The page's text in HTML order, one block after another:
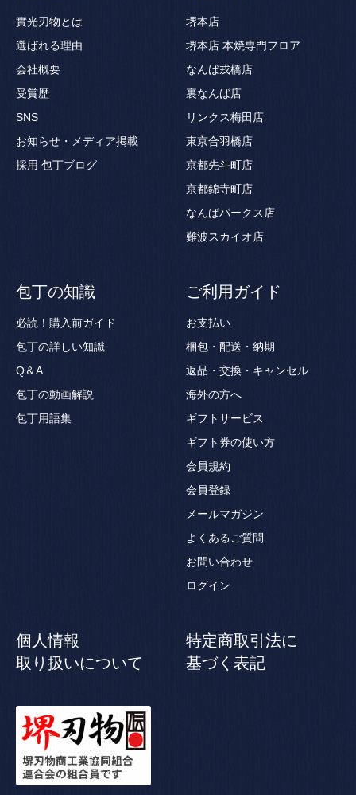
實光刃物とは
選ばれる理由
会社概要
受賞歴
SNS
お知らせ・メディア掲載
採用 包丁ブログ
堺本店
堺本店 本焼専門フロア
なんば戎橋店
裏なんば店
リンクス梅田店
東京合羽橋店
京都先斗町店
京都錦寺町店
なんばパークス店
難波スカイオ店
包丁の知識
必読！購入前ガイド
包丁の詳しい知識
Q＆A
包丁の動画解説
包丁用語集
ご利用ガイド
お支払い
梱包・配送・納期
返品・交換・キャンセル
海外の方へ
ギフトサービス
ギフト券の使い方
会員規約
会員登録
メールマガジン
よくあるご質問
お問い合わせ
ログイン
個人情報
取り扱いについて
特定商取引法に
基づく表記